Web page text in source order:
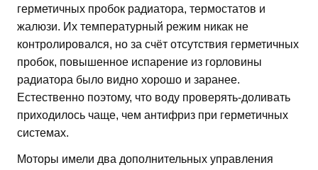
герметичных пробок радиатора, термостатов и
жалюзи. Их температурный режим никак не
контролировался, но за счёт отсутствия герметичных
пробок, повышенное испарение из горловины
радиатора было видно хорошо и заранее.
Естественно поэтому, что воду проверять-доливать
приходилось чаще, чем антифриз при герметичных
системах.
Моторы имели два дополнительных управления